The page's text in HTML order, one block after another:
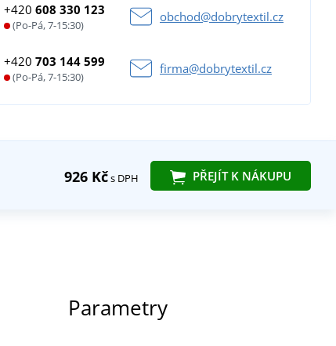
+420608 330 123
(Po-Pá, 7-15:30)
obchod@dobrytextil.cz
+420703 144 599
(Po-Pá, 7-15:30)
firma@dobrytextil.cz
926 Kčs DPH PŘEJÍT K NÁKUPU
Parametry